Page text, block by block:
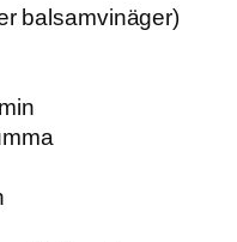
balsamvinäger)